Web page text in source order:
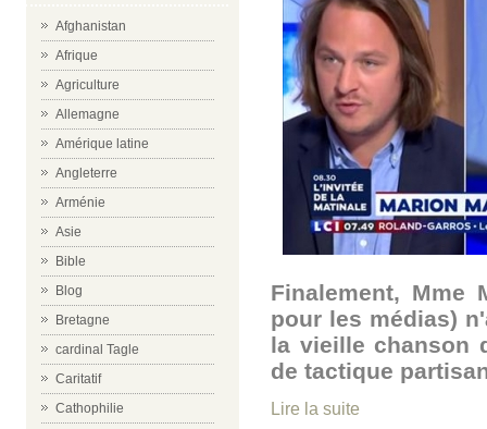
Afghanistan
Afrique
Agriculture
Allemagne
Amérique latine
Angleterre
Arménie
Asie
Bible
Blog
Bretagne
cardinal Tagle
Caritatif
Cathophilie
Finalement, Mme
pour les médias)
la vieille chanson
de tactique
Lire la suite